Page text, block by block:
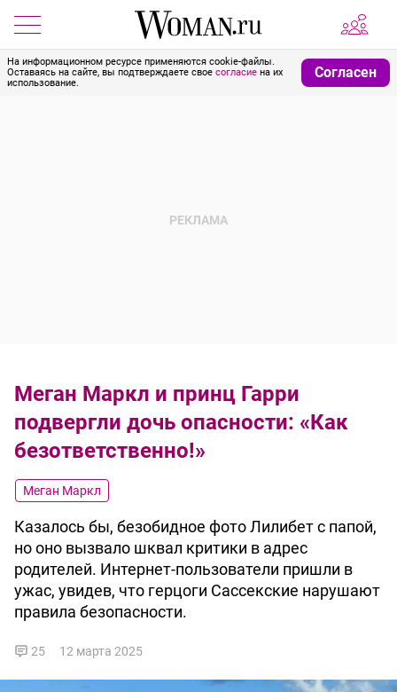
На информационном ресурсе применяются cookie-файлы.
Оставаясь на сайте, вы подтверждаете свое согласие на их
использование.
Согласен
Меган Маркл и принц Гарри
подвергли дочь опасности: «Как
безответственно!»
Меган Маркл
Казалось бы, безобидное фото Лилибет с папой,
но оно вызвало шквал критики в адрес
родителей. Интернет-пользователи пришли в
ужас, увидев, что герцоги Сассекские нарушают
правила безопасности.
25 12 марта 2025